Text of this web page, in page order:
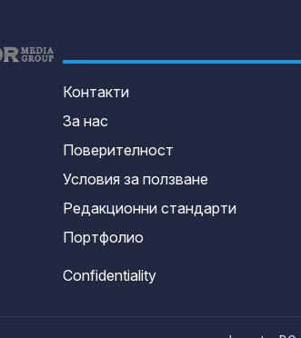
Контакти
За нас
Поверителност
Условия за ползване
Редакционни стандарти
Портфолио
Confidentiality